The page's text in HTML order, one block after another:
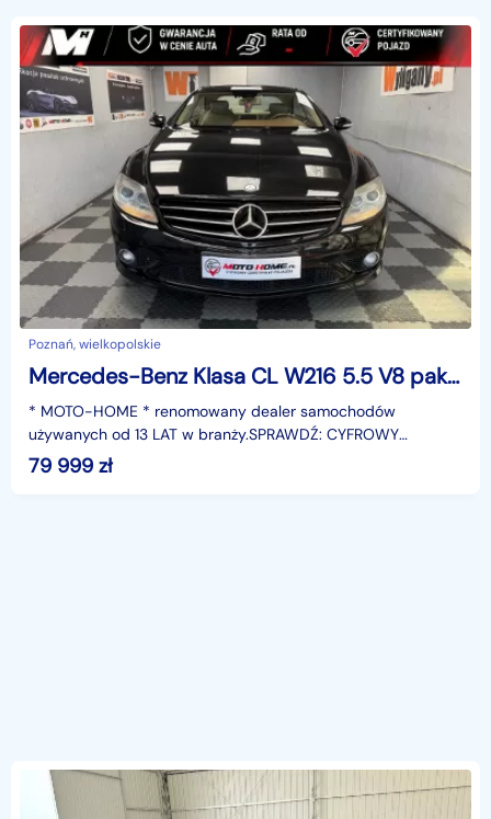
Poznań, wielkopolskie
Mercedes-Benz Klasa CL W216 5.5 V8 pakiet AMG Coupe GWARANCJA
* MOTO-HOME * renomowany dealer samochodów
używanych od 13 LAT w branży.SPRAWDŹ: CYFROWY
CERTYFIKAT POJAZDU.W którym znajdziesz wszystkie
najważniejsze informac
79 999 zł